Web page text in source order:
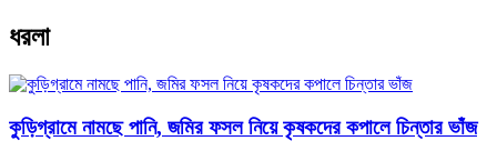
ধরলা
কুড়িগ্রামে নামছে পানি, জমির ফসল নিয়ে কৃষকদের কপালে চিন্তার ভাঁজ